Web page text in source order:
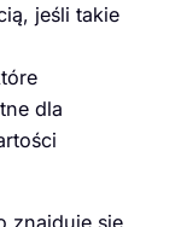
jeśli takie
dla